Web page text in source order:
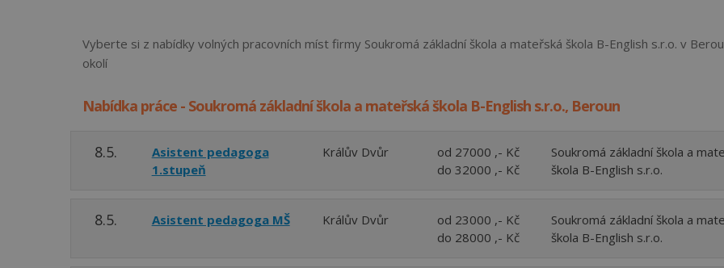
Vyberte si z nabídky volných pracovních míst firmy Soukromá základní škola a mateřská škola B-English s.r.o. v
okolí
Nabídka práce - Soukromá základní škola a mateřská škola B-English s.r.o., Beroun
8.5.
Asistent pedagoga
1.stupeň
Králův Dvůr
od 27000 ,- Kč
do 32000 ,- Kč
Soukromá základní škola a
škola B-English s.r.o.
8.5. Asistent pedagoga MŠ Králův Dvůr
od 23000 ,- Kč
do 28000 ,- Kč
Soukromá základní škola a
škola B-English s.r.o.